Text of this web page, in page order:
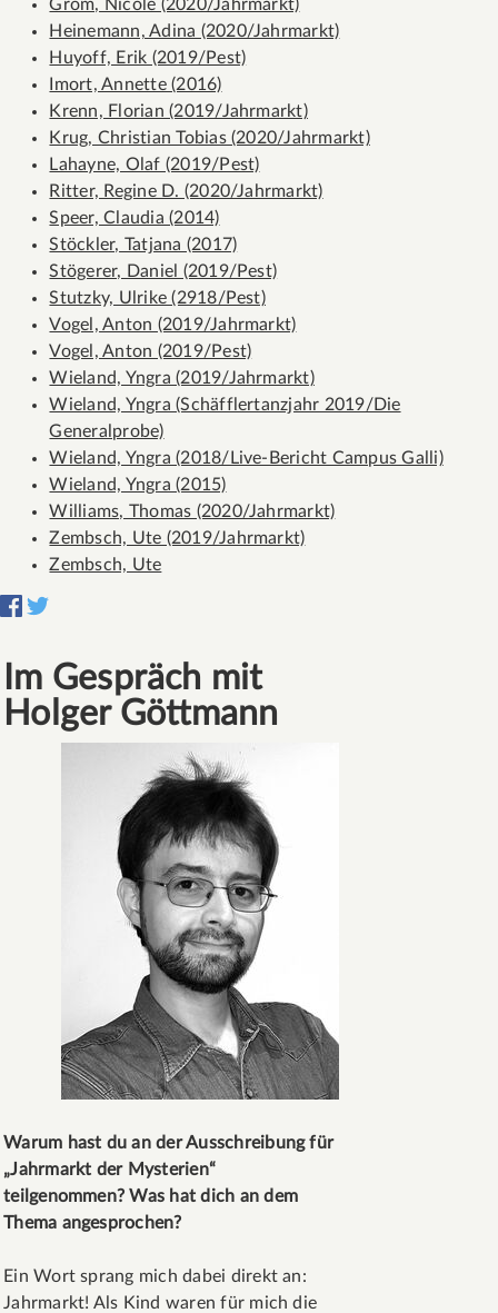
Grom, Nicole (2020/Jahrmarkt)
Heinemann, Adina (2020/Jahrmarkt)
Huyoff, Erik (2019/Pest)
Imort, Annette (2016)
Krenn, Florian (2019/Jahrmarkt)
Krug, Christian Tobias (2020/Jahrmarkt)
Lahayne, Olaf (2019/Pest)
Ritter, Regine D. (2020/Jahrmarkt)
Speer, Claudia (2014)
Stöckler, Tatjana (2017)
Stögerer, Daniel (2019/Pest)
Stutzky, Ulrike (2918/Pest)
Vogel, Anton (2019/Jahrmarkt)
Vogel, Anton (2019/Pest)
Wieland, Yngra (2019/Jahrmarkt)
Wieland, Yngra (Schäfflertanzjahr 2019/Die
Generalprobe)
Wieland, Yngra (2018/Live-Bericht Campus Galli)
Wieland, Yngra (2015)
Williams, Thomas (2020/Jahrmarkt)
Zembsch, Ute (2019/Jahrmarkt)
Zembsch, Ute
Im Gespräch mit
Holger Göttmann
Warum hast du an der Ausschreibung für
„Jahrmarkt der Mysterien“
teilgenommen? Was hat dich an dem
Thema angesprochen?
Ein Wort sprang mich dabei direkt an:
Jahrmarkt! Als Kind waren für mich die